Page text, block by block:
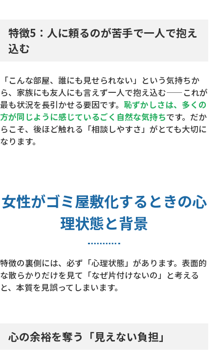
特徴5：人に頼るのが苦手で一人で抱え
込む
「こんな部屋、誰にも見せられない」という気持ちか
ら、家族にも友人にも言えず一人で抱え込む——これが
最も状況を長引かせる要因です。 恥ずかしさは、多くの
方が同じように感じているごく自然な気持ちです。だか
らこそ、後ほど触れる「相談しやすさ」がとても大切に
なります。
女性がゴミ屋敷化するときの心
理状態と背景
特徴の裏側には、必ず「心理状態」があります。表面的
な散らかりだけを見て「なぜ片付けないの」と考える
と、本質を見誤ってしまいます。
心の余裕を奪う「見えない負担」